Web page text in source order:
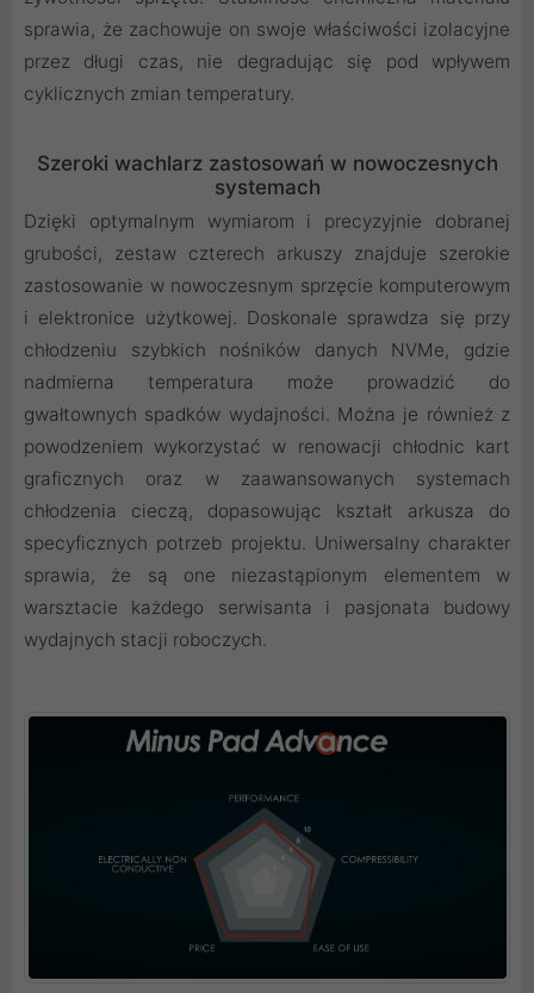
sprawia, że zachowuje on swoje właściwości izolacyjne
przez długi czas, nie degradując się pod wpływem
cyklicznych zmian temperatury.
Szeroki wachlarz zastosowań w nowoczesnych
systemach
Dzięki optymalnym wymiarom i precyzyjnie dobranej
grubości, zestaw czterech arkuszy znajduje szerokie
zastosowanie w nowoczesnym sprzęcie komputerowym
i elektronice użytkowej. Doskonale sprawdza się przy
chłodzeniu szybkich nośników danych NVMe, gdzie
nadmierna temperatura może prowadzić do
gwałtownych spadków wydajności. Można je również z
powodzeniem wykorzystać w renowacji chłodnic kart
graficznych oraz w zaawansowanych systemach
chłodzenia cieczą, dopasowując kształt arkusza do
specyficznych potrzeb projektu. Uniwersalny charakter
sprawia, że są one niezastąpionym elementem w
warsztacie każdego serwisanta i pasjonata budowy
wydajnych stacji roboczych.